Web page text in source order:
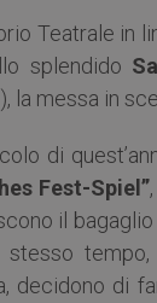
Teatrale in
splendido
la messa in
di
Fest-Spiel”
il
stesso
decidono di